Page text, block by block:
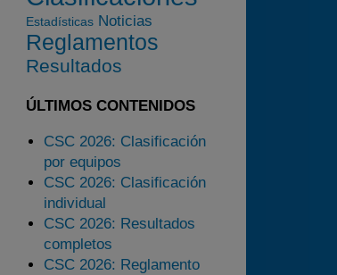
Preguntas Frecuentes
Estadísticas Noticias
Reglamentos
Resultados
ÚLTIMOS CONTENIDOS
CSC 2026: Clasificación
por equipos
CSC 2026: Clasificación
individual
CSC 2026: Resultados
completos
CSC 2026: Reglamento